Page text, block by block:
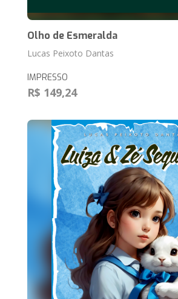
Olho de Esmeralda
Lucas Peixoto Dantas
IMPRESSO
R$ 149,24